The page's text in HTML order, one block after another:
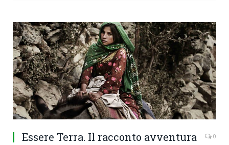
Essere Terra. Il racconto avventura
0